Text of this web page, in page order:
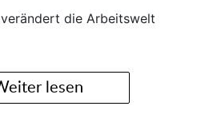
die Arbeitswelt
lesen